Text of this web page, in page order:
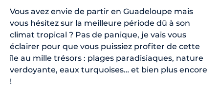
Vous avez envie de partir en Guadeloupe mais
vous hésitez sur la meilleure période dû à son
climat tropical ? Pas de panique, je vais vous
éclairer pour que vous puissiez profiter de cette
île au mille trésors : plages paradisiaques, nature
verdoyante, eaux turquoises… et bien plus encore
!